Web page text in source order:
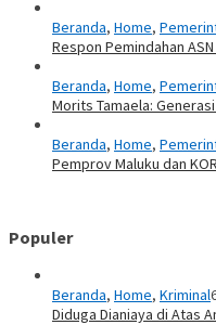
Beranda, Home,
Respon Pemindahan
Beranda, Home,
Morits Tamaela:
Beranda, Home,
Pemprov Maluku dan
Populer
Beranda, Home, Kriminal
Diduga Dianiaya di Atas